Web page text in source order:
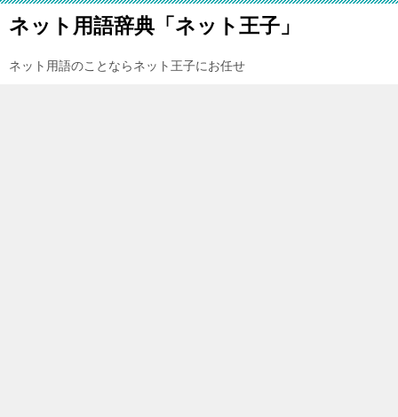
ネット用語辞典「ネット王子」
ネット用語のことならネット王子にお任せ